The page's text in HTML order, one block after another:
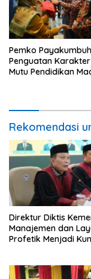
Pemko
Penguatan
Mutu Pendidikan
Rekomendasi
Direktur Diktis
Manajemen dan
Profetik Menjadi
Kampus Bereputasi